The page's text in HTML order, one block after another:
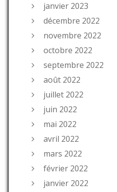
janvier 2023
décembre 2022
novembre 2022
octobre 2022
septembre 2022
août 2022
juillet 2022
juin 2022
mai 2022
avril 2022
mars 2022
février 2022
janvier 2022